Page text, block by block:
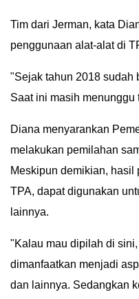
Tim dari Jerman, kata
penggunaan alat-alat di
"Sejak tahun 2018 sudah
Saat ini masih menunggu
Diana menyarankan
melakukan pemilahan
Meskipun demikian,
TPA, dapat digunakan
lainnya.
"Kalau mau dipilah di
dimanfaatkan menjadi
dan lainnya. Sedangkan